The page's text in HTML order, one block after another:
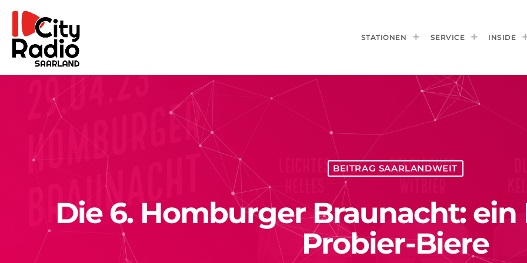
STATIONEN SERVICE INSIDE
BEITRAG SAARLANDWEIT
Die 6. Homburger Braunacht:
Probier-Biere